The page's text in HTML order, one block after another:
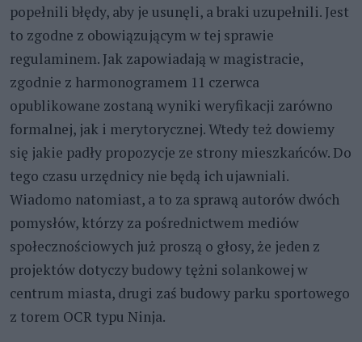
popełnili błędy, aby je usunęli, a braki uzupełnili. Jest
to zgodne z obowiązującym w tej sprawie
regulaminem. Jak zapowiadają w magistracie,
zgodnie z harmonogramem 11 czerwca
opublikowane zostaną wyniki weryfikacji zarówno
formalnej, jak i merytorycznej. Wtedy też dowiemy
się jakie padły propozycje ze strony mieszkańców. Do
tego czasu urzędnicy nie będą ich ujawniali.
Wiadomo natomiast, a to za sprawą autorów dwóch
pomysłów, którzy za pośrednictwem mediów
społecznościowych już proszą o głosy, że jeden z
projektów dotyczy budowy tężni solankowej w
centrum miasta, drugi zaś budowy parku sportowego
z torem OCR typu Ninja.